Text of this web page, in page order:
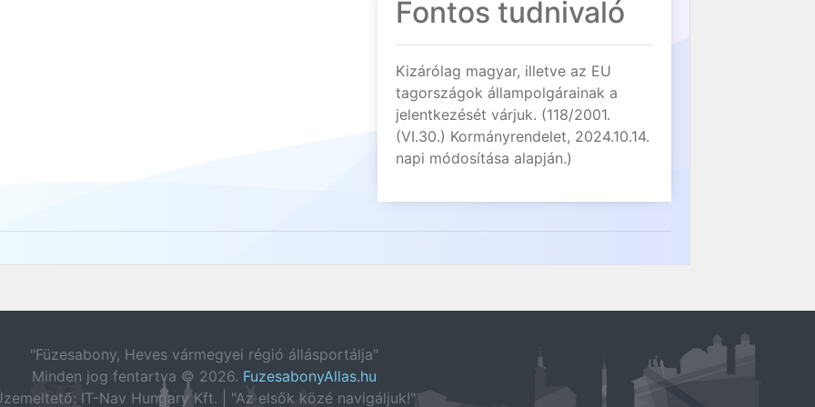
Fontos tudnivaló
Kizárólag magyar, illetve az EU
tagországok állampolgárainak a
jelentkezését várjuk. (118/2001.
(VI.30.) Kormányrendelet, 2024.10.14.
napi módosítása alapján.)
"Füzesabony, Heves vármegyei régió állásportálja"
Minden jog fentartva © 2026. FuzesabonyAllas.hu
IT-Nav Hungary Kft. | "Az elsők közé navigáljuk!"